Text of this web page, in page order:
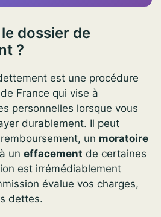
dossier de
?
est une procédure
France qui vise à
personnelles lorsque vous
durablement. Il peut
un moratoire
un effacement de certaines
est irrémédiablement
évalue vos charges,
dettes.